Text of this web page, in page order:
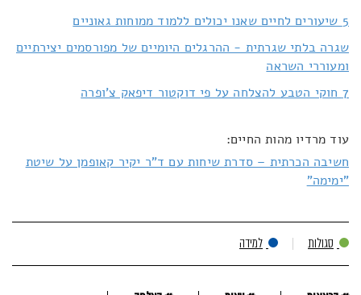
5 שיעורים לחיים שאנו יכולים ללמוד ממוחות גאוניים
שגרה בלתי שגרתית - ההרגלים היומיים של מפורסמים יצירתיים
ומעוררי השראה
7 חוקי הטבע להצלחה על פי דוקטור דיפאק צ'ופרה
עוד מרדיו מהות החיים:
חשיבה הכרתית – סדרת שיחות עם ד"ר יקיר קאופמן על שיטת
"ימימה"
סגולות למידה